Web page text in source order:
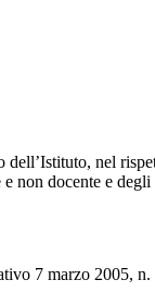
nel
non docente e
7 marzo